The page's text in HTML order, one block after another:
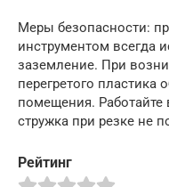
Меры безопасности:
инструментом всегда
заземление. При
перегретого пластика
помещения. Работайте
стружка при резке не
Рейтинг